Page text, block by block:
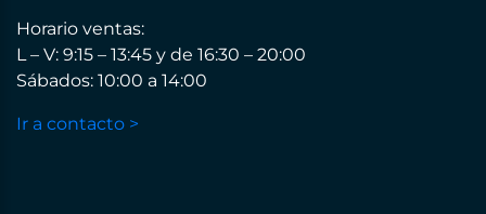
Horario ventas:
L – V: 9:15 – 13:45 y de 16:30 – 20:00
Sábados: 10:00 a 14:00
Ir a contacto >